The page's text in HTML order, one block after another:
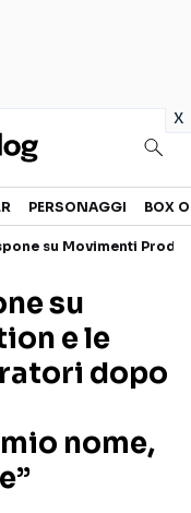
x
STREAMING
PERSONAGGI BOX
su Movimenti
su
e le
dopo
nome,